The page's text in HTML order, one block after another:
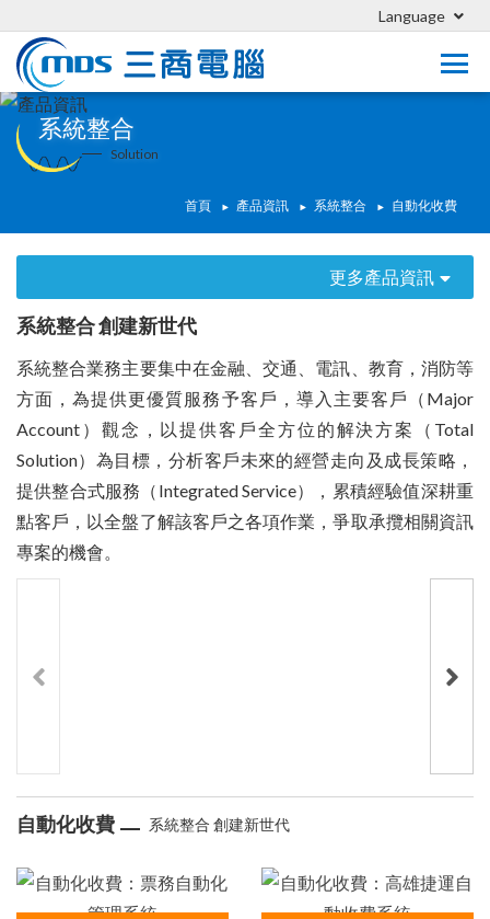
Language
系統整合
Solution
首頁 產品資訊 系統整合 自動化收費
更多產品資訊
系統整合 創建新世代
系統整合業務主要集中在金融、交通、電訊、教育，消防等
方面，為提供更優質服務予客戶，導入主要客戶（Major
Account）觀念，以提供客戶全方位的解決方案（Total
Solution）為目標，分析客戶未來的經營走向及成長策略，
提供整合式服務（Integrated Service），累積經驗值深耕重
點客戶，以全盤了解該客戶之各項作業，爭取承攬相關資訊
專案的機會。
‹ ›
自動化收費 系統整合 創建新世代